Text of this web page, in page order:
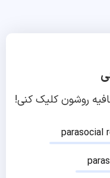
روشون کلیک کنی!
parasocial